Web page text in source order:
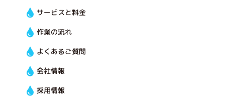
サービスと料金
作業の流れ
よくあるご質問
会社情報
採用情報